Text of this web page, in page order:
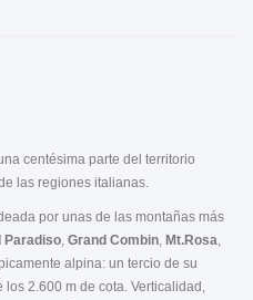
centésima parte del territorio
las regiones italianas.
por unas de las montañas más
Paradiso, Grand Combin, Mt.Rosa,
alpina: un tercio de su
2.600 m de cota. Verticalidad,